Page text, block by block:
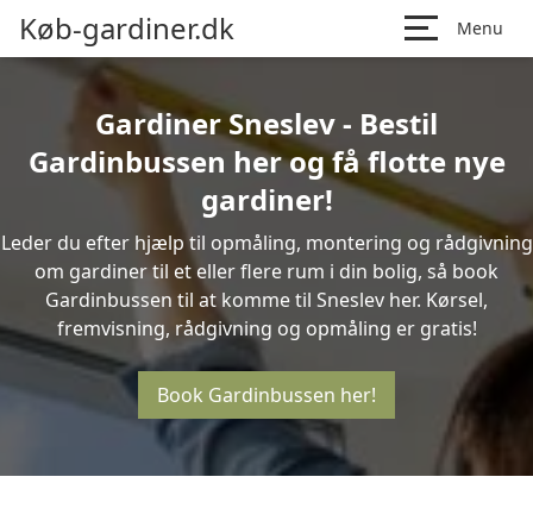
Køb-gardiner.dk Menu
Gardiner Sneslev - Bestil
Gardinbussen her og få flotte nye
gardiner!
Leder du efter hjælp til opmåling, montering og rådgivning
om gardiner til et eller flere rum i din bolig, så book
Gardinbussen til at komme til Sneslev her. Kørsel,
fremvisning, rådgivning og opmåling er gratis!
Book Gardinbussen her!